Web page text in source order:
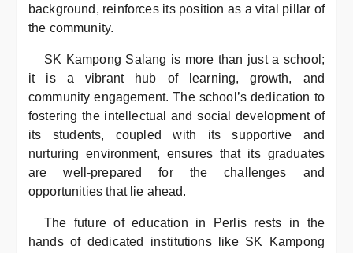
background, reinforces its position as a vital pillar of
the community.
SK Kampong Salang is more than just a school;
it is a vibrant hub of learning, growth, and
community engagement. The school’s dedication to
fostering the intellectual and social development of
its students, coupled with its supportive and
nurturing environment, ensures that its graduates
are well-prepared for the challenges and
opportunities that lie ahead.
The future of education in Perlis rests in the
hands of dedicated institutions like SK Kampong